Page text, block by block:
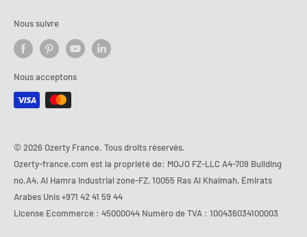
Nous suivre
Nous acceptons
© 2026 Ozerty France. Tous droits réservés.
Ozerty-france.com est la propriété de: MOJO FZ-LLC A4-709 Building
no.A4, Al Hamra Industrial zone-FZ, 10055 Ras Al Khaimah, Émirats
Arabes Unis+971 42 41 59 44
License Ecommerce : 45000044 Numéro de TVA : 100436034100003